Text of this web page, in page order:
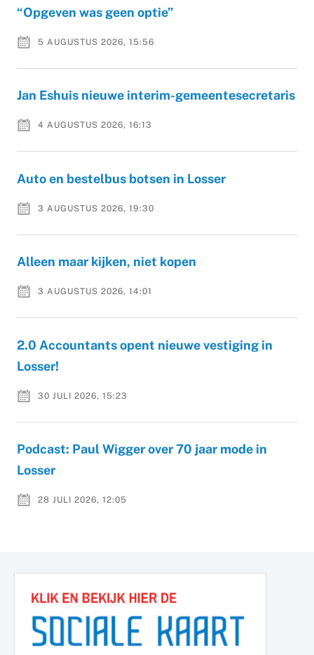
“Opgeven was geen optie”
5 AUGUSTUS 2026, 15:56
Jan Eshuis nieuwe interim-gemeentesecretaris
4 AUGUSTUS 2026, 16:13
Auto en bestelbus botsen in Losser
3 AUGUSTUS 2026, 19:30
Alleen maar kijken, niet kopen
3 AUGUSTUS 2026, 14:01
2.0 Accountants opent nieuwe vestiging in
Losser!
30 JULI 2026, 15:23
Podcast: Paul Wigger over 70 jaar mode in
Losser
28 JULI 2026, 12:05